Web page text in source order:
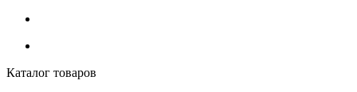
Каталог товаров